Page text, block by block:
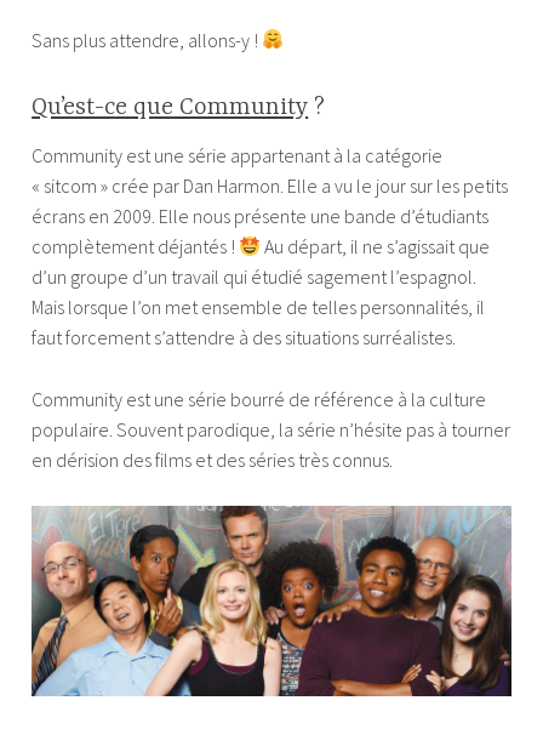
Sans plus attendre, allons-y !
Qu’est-ce que Community ?
Community est une série appartenant à la catégorie
« sitcom » crée par Dan Harmon. Elle a vu le jour sur les petits
écrans en 2009. Elle nous présente une bande d’étudiants
complètement déjantés !
Au départ, il ne s’agissait que
d’un groupe d’un travail qui étudié sagement l’espagnol.
Mais lorsque l’on met ensemble de telles personnalités, il
faut forcement s’attendre à des situations surréalistes.
Community est une série bourré de référence à la culture
populaire. Souvent parodique, la série n’hésite pas à tourner
en dérision des films et des séries très connus.